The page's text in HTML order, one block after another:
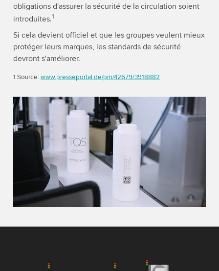
obligations d'assurer la sécurité de la circulation soient
introduites.1
Si cela devient officiel et que les groupes veulent mieux
protéger leurs marques, les standards de sécurité
devront s'améliorer.
1 Source: www.presseportal.de/pm/42679/3918882